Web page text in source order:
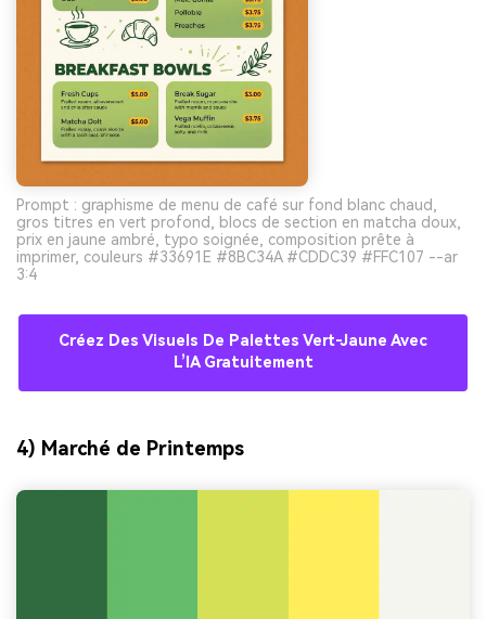
Prompt : graphisme de menu de café sur fond blanc chaud,
gros titres en vert profond, blocs de section en matcha doux,
prix en jaune ambré, typo soignée, composition prête à
imprimer, couleurs #33691E #8BC34A #CDDC39 #FFC107 --ar
3:4
Créez Des Visuels De Palettes Vert-Jaune Avec
L’IA Gratuitement
4) Marché de Printemps